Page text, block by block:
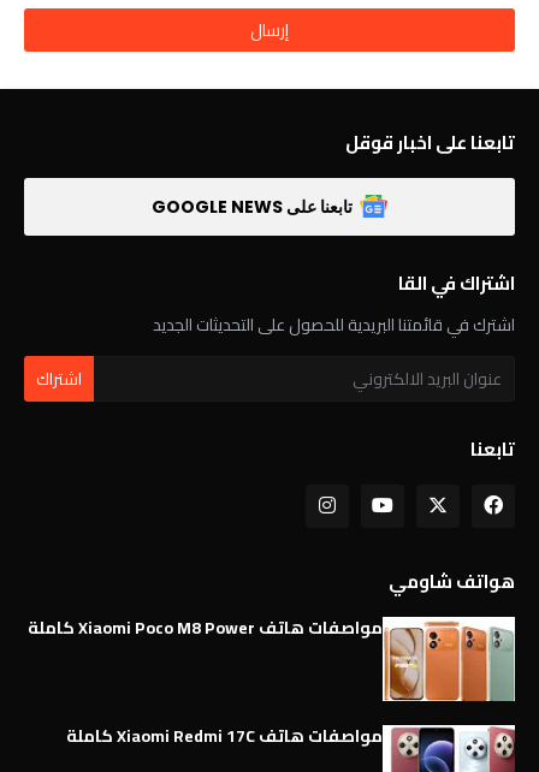
تابعنا على اخبار قوقل
تابعنا على GOOGLE NEWS
اشتراك في القا
اشترك في قائمتنا البريدية للحصول على التحديثات الجديد
تابعنا
هواتف شاومي
مواصفات هاتف Xiaomi Poco M8 Power كاملة
مواصفات هاتف Xiaomi Redmi 17C كاملة